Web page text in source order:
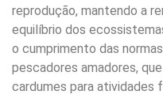
reprodução, mantendo a
equilíbrio dos
o cumprimento das
pescadores amadores,
cardumes para atividades